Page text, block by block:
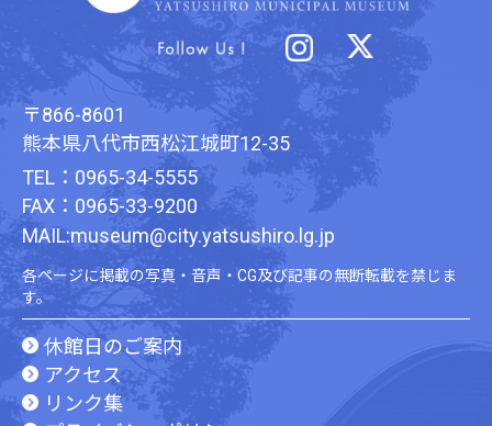
〒866-8601
熊本県八代市西松江城町12-35
TEL：0965-34-5555
FAX：0965-33-9200
MAIL:museum@city.yatsushiro.lg.jp
各ページに掲載の写真・音声・CG及び記事の無断転載を禁じま
す。
休館日のご案内
アクセス
リンク集